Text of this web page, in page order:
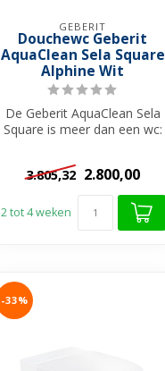
GEBERIT
Douchewc Geberit
AquaClean Sela Square
Alphine Wit
De Geberit AquaClean Sela
Square is meer dan een wc:
d...
3.805,32 2.800,00
2 tot 4 weken
-33%